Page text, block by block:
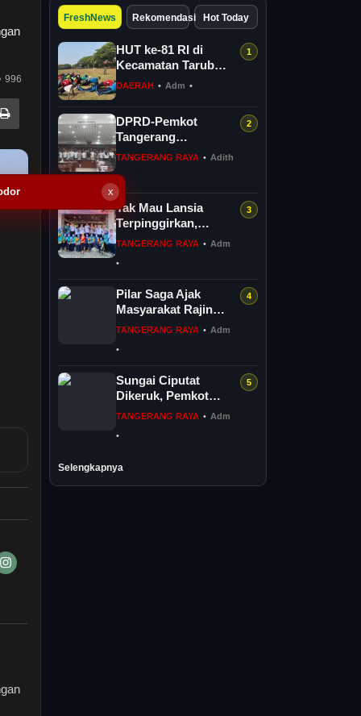
996
FreshNews Rekomendasi Hot Today
HUT ke-81 RI di
Kecamatan Tarub
Tegal Bakal
Permainan Gobak
Sodor
DAERAH • Adm •
DPRD-Pemkot
Tangerang
Perjuangkan
Penuh Waktu
TANGERANG RAYA • Adith
•
Tak Mau Lansia
Terpinggirkan,
Benyamin Perkuat 36
TANGERANG RAYA • Adm
•
Pilar Saga Ajak
Masyarakat Rajin
Konsusmi Ikan
TANGERANG RAYA • Adm
•
Sungai Ciputat
Dikeruk, Pemkot
Tangsel Perkuat
Banjir
TANGERANG RAYA • Adm
•
Selengkapnya
x